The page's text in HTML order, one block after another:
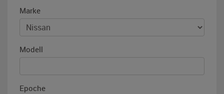
Marke
Modell
Epoche